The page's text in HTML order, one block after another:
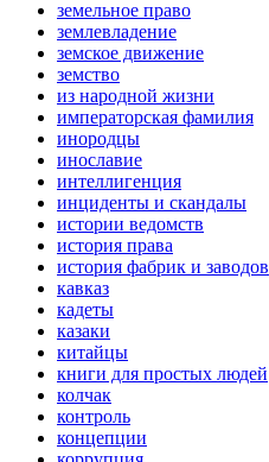
земельное право
землевладение
земское движение
земство
из народной жизни
императорская фамилия
инородцы
инославие
интеллигенция
инциденты и скандалы
истории ведомств
история права
история фабрик и заводов
кавказ
кадеты
казаки
китайцы
книги для простых людей
колчак
контроль
концепции